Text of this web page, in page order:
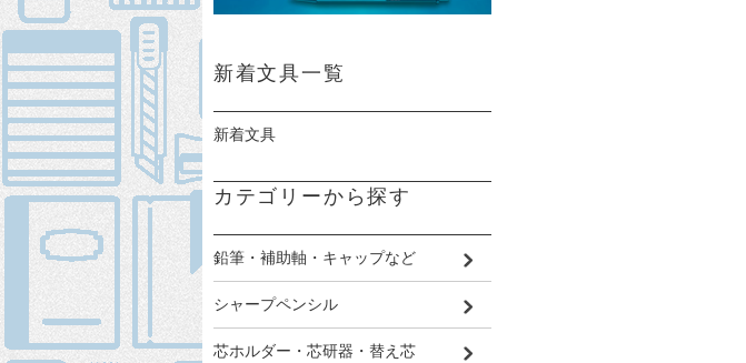
新着文具一覧
新着文具
カテゴリーから探す
鉛筆・補助軸・キャップなど
シャープペンシル
芯ホルダー・芯研器・替え芯